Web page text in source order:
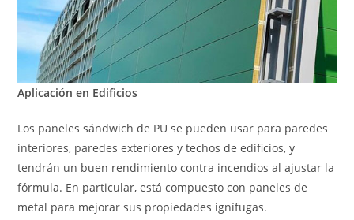
Aplicación en Edificios
Los paneles sándwich de PU se pueden usar para paredes
interiores, paredes exteriores y techos de edificios, y
tendrán un buen rendimiento contra incendios al ajustar la
fórmula. En particular, está compuesto con paneles de
metal para mejorar sus propiedades ignífugas.